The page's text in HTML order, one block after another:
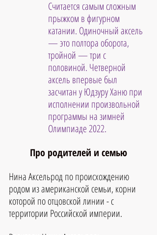
Считается самым сложным
прыжком в фигурном
катании. Одиночный аксель
— это полтора оборота,
тройной — три с
половиной. Четверной
аксель впервые был
засчитан у Юдзуру Ханю при
исполнении произвольной
программы на зимней
Олимпиаде 2022.
Про родителей и семью
Нина Аксельрод по происхождению
родом из американской семьи, корни
которой по отцовской линии - с
территории Российской империи.